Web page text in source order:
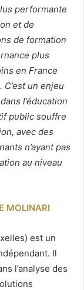
performante
et de
de formation
plus
en France
un enjeu
l’éducation
public souffre
avec des
n’ayant pas
au niveau
MOLINARI
est un
Il
l’analyse des